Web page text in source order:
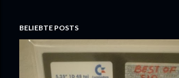
BELIEBTE POSTS